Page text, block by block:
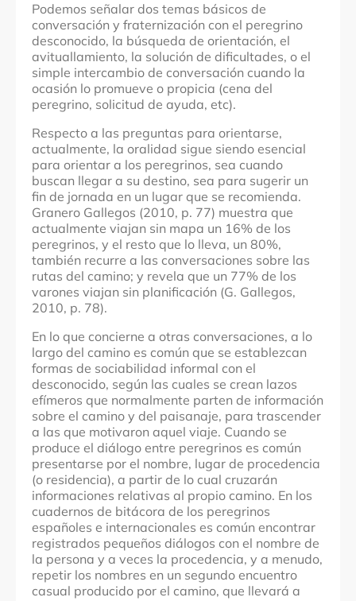
Podemos señalar dos temas básicos de
conversación y fraternización con el peregrino
desconocido, la búsqueda de orientación, el
avituallamiento, la solución de dificultades, o el
simple intercambio de conversación cuando la
ocasión lo promueve o propicia (cena del
peregrino, solicitud de ayuda, etc).
Respecto a las preguntas para orientarse,
actualmente, la oralidad sigue siendo esencial
para orientar a los peregrinos, sea cuando
buscan llegar a su destino, sea para sugerir un
fin de jornada en un lugar que se recomienda.
Granero Gallegos (2010, p. 77) muestra que
actualmente viajan sin mapa un 16% de los
peregrinos, y el resto que lo lleva, un 80%,
también recurre a las conversaciones sobre las
rutas del camino; y revela que un 77% de los
varones viajan sin planificación (G. Gallegos,
2010, p. 78).
En lo que concierne a otras conversaciones, a lo
largo del camino es común que se establezcan
formas de sociabilidad informal con el
desconocido, según las cuales se crean lazos
efímeros que normalmente parten de información
sobre el camino y del paisanaje, para trascender
a las que motivaron aquel viaje. Cuando se
produce el diálogo entre peregrinos es común
presentarse por el nombre, lugar de procedencia
(o residencia), a partir de lo cual cruzarán
informaciones relativas al propio camino. En los
cuadernos de bitácora de los peregrinos
españoles e internacionales es común encontrar
registrados pequeños diálogos con el nombre de
la persona y a veces la procedencia, y a menudo,
repetir los nombres en un segundo encuentro
casual producido por el camino, que llevará a